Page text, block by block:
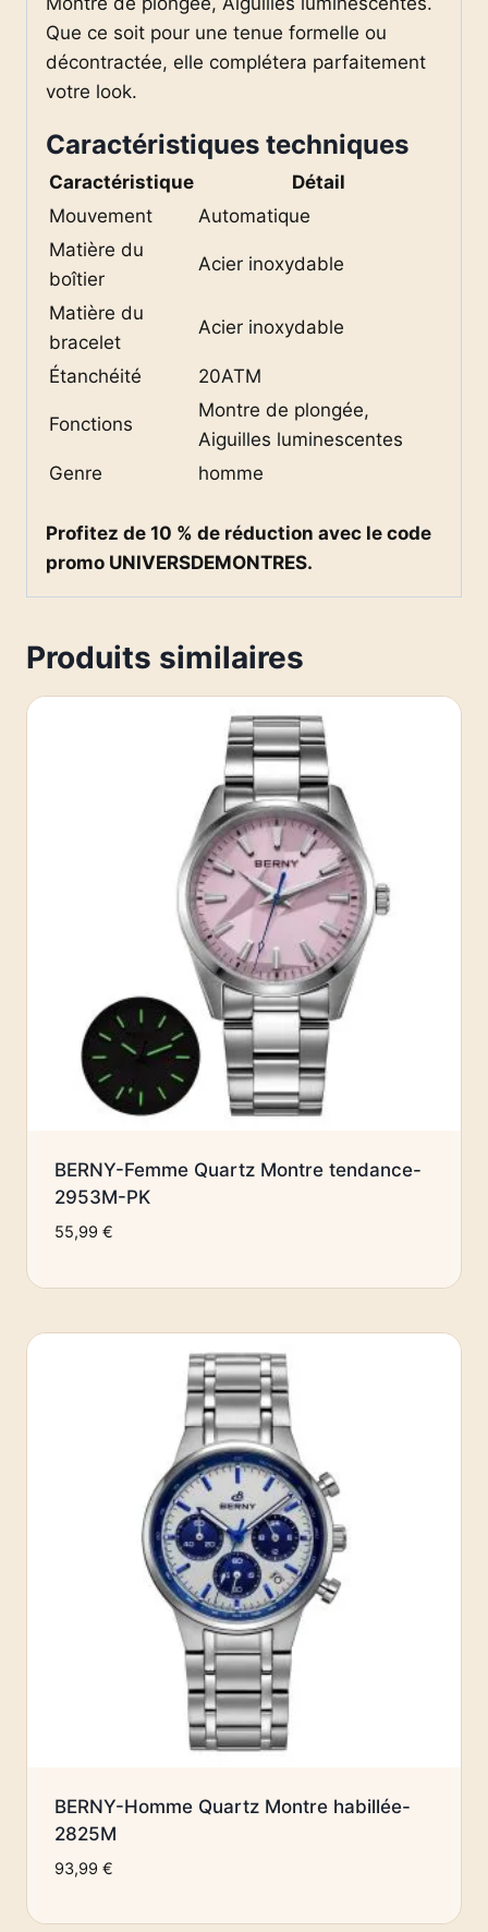
Que ce soit pour une tenue formelle ou
décontractée, elle complétera parfaitement
votre look.
Caractéristiques techniques
Caractéristique
Détail
Mouvement
Automatique
Matière du
boîtier
Acier inoxydable
Matière du
bracelet
Acier inoxydable
Étanchéité 20ATM
Fonctions
Montre de plongée,
Aiguilles luminescentes
Genre
homme
Profitez de 10 % de réduction avec le code
promo UNIVERSDEMONTRES.
Produits similaires
BERNY-Femme Quartz Montre tendance-
2953M-PK
55,99 €
BERNY-Homme Quartz Montre habillée-
2825M
93,99 €